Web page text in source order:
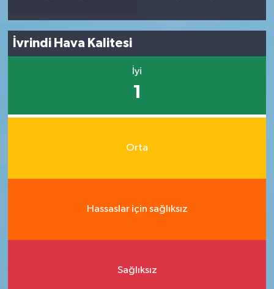
İvrindi Hava Kalitesi
İyi
1
Orta
Hassaslar için sağlıksız
Sağlıksız